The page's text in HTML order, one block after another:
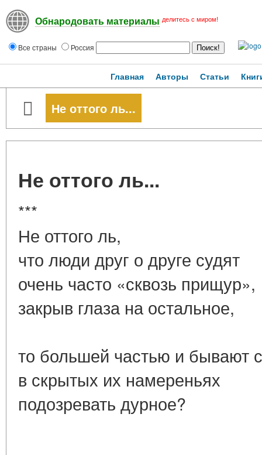
Обнародовать материалы делитесь с миром!
Все страны Россия
Главная Авторы Статьи
Не оттого ль...
Не оттого ль...
***
Не оттого ль,
что люди друг о друге судят
очень часто «сквозь прищур»,
закрыв глаза на остальное,
то большей частью и бывают
в скрытых их намереньях
подозревать дурное?